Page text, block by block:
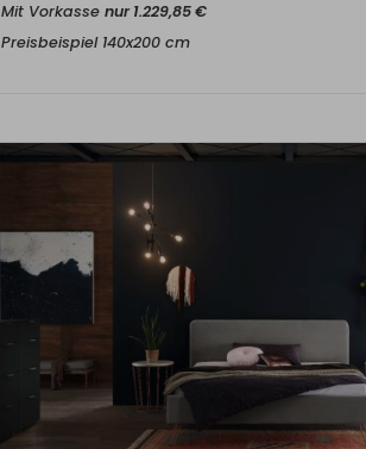
Mit Vorkasse nur1.229,85€
Preisbeispiel 140x200 cm